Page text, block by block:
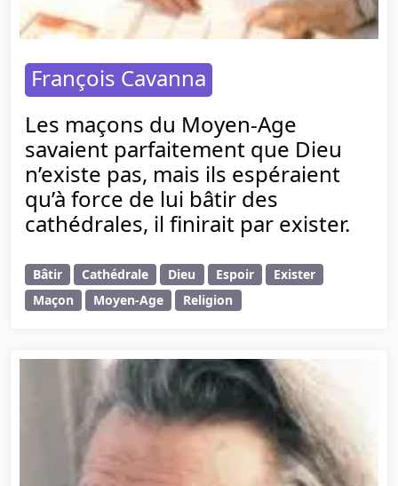
François Cavanna
Les maçons du Moyen-Age
savaient parfaitement que Dieu
n’existe pas, mais ils espéraient
qu’à force de lui bâtir des
cathédrales, il finirait par exister.
Bâtir Cathédrale Dieu Espoir
Exister
Maçon
Moyen-Age Religion